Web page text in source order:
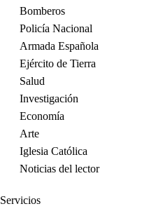
Bomberos
Policía Nacional
Armada Española
Ejército de Tierra
Salud
Investigación
Economía
Arte
Iglesia Católica
Noticias del lector
Servicios